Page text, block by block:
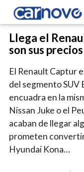
Llega el
son sus precios
El Renault Captur
del segmento SUV
encuadra en la
Nissan Juke o el
acaban de llegar
prometen
Hyundai Kona…